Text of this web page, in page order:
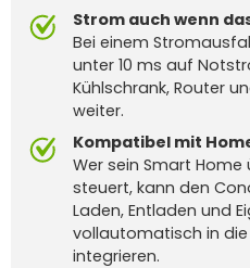
Strom auch wenn
Bei einem
unter 10 ms auf
Kühlschrank, Router
weiter.
Kompatibel mit
Wer sein Smart
steuert, kann den
Laden, Entladen und
vollautomatisch in
integrieren.